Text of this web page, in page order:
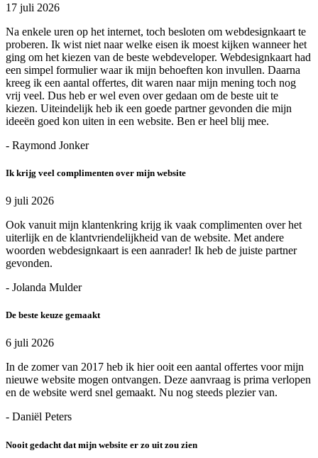
17 juli 2026
Na enkele uren op het internet, toch besloten om webdesignkaart te
proberen. Ik wist niet naar welke eisen ik moest kijken wanneer het
ging om het kiezen van de beste webdeveloper. Webdesignkaart had
een simpel formulier waar ik mijn behoeften kon invullen. Daarna
kreeg ik een aantal offertes, dit waren naar mijn mening toch nog
vrij veel. Dus heb er wel even over gedaan om de beste uit te
kiezen. Uiteindelijk heb ik een goede partner gevonden die mijn
ideeën goed kon uiten in een website. Ben er heel blij mee.
- Raymond Jonker
Ik krijg veel complimenten over mijn website
9 juli 2026
Ook vanuit mijn klantenkring krijg ik vaak complimenten over het
uiterlijk en de klantvriendelijkheid van de website. Met andere
woorden webdesignkaart is een aanrader! Ik heb de juiste partner
gevonden.
- Jolanda Mulder
De beste keuze gemaakt
6 juli 2026
In de zomer van 2017 heb ik hier ooit een aantal offertes voor mijn
nieuwe website mogen ontvangen. Deze aanvraag is prima verlopen
en de website werd snel gemaakt. Nu nog steeds plezier van.
- Daniël Peters
Nooit gedacht dat mijn website er zo uit zou zien